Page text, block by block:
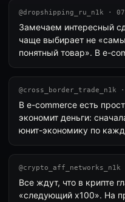
@dropshipping_ru_n1k ·
Замечаем интересный
чаще выбирает не
понятный товар». В e-
@cross_border_trade_n1k
В e-commerce есть
экономит деньги:
юнит-экономику по
@crypto_aff_networks_n1k
Все ждут, что в крипте
«следующий x100». На